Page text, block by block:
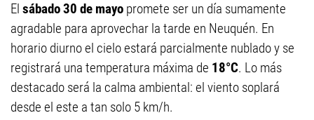
El sábado 30 de mayo promete ser un día sumamente
agradable para aprovechar la tarde en Neuquén. En
horario diurno el cielo estará parcialmente nublado y se
registrará una temperatura máxima de 18°C. Lo más
destacado será la calma ambiental: el viento soplará
desde el este a tan solo 5 km/h.